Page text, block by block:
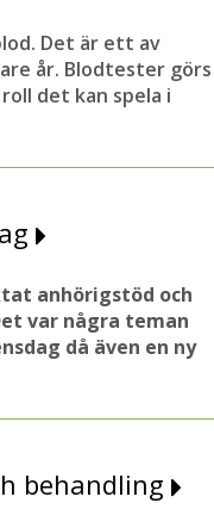
Det är ett av
år. Blodtester görs
det kan spela i
anhörigstöd och
var några teman
då även en ny
behandling